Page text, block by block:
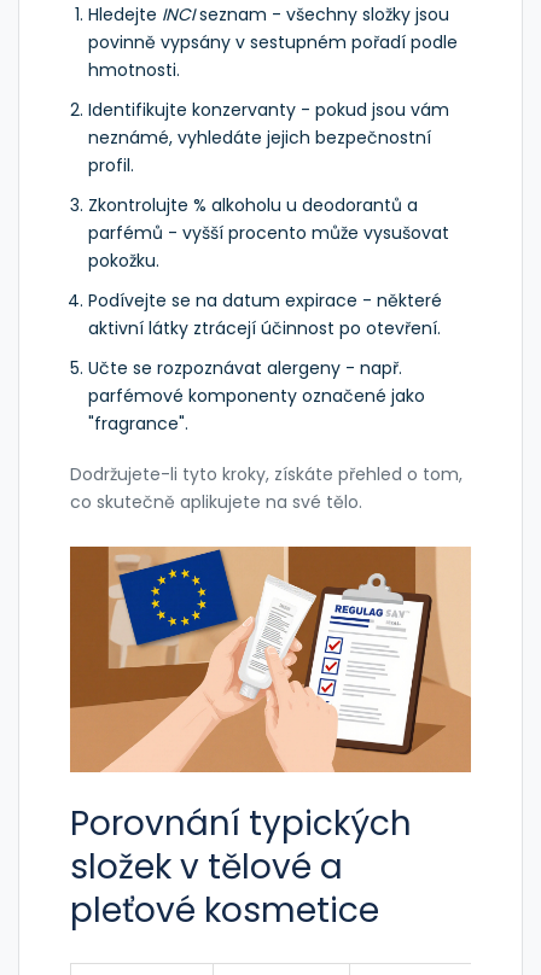
Hledejte INCIseznam - všechny složky jsou
povinně vypsány v sestupném pořadí podle
hmotnosti.
Identifikujte konzervanty - pokud jsou vám
neznámé, vyhledáte jejich bezpečnostní
profil.
Zkontrolujte % alkoholu u deodorantů a
parfémů - vyšší procento může vysušovat
pokožku.
Podívejte se na datum expirace - některé
aktivní látky ztrácejí účinnost po otevření.
Učte se rozpoznávat alergeny - např.
parfémové komponenty označené jako
"fragrance".
Dodržujete-li tyto kroky, získáte přehled o tom,
co skutečně aplikujete na své tělo.
Porovnání typických
složek v tělové a
pleťové kosmetice